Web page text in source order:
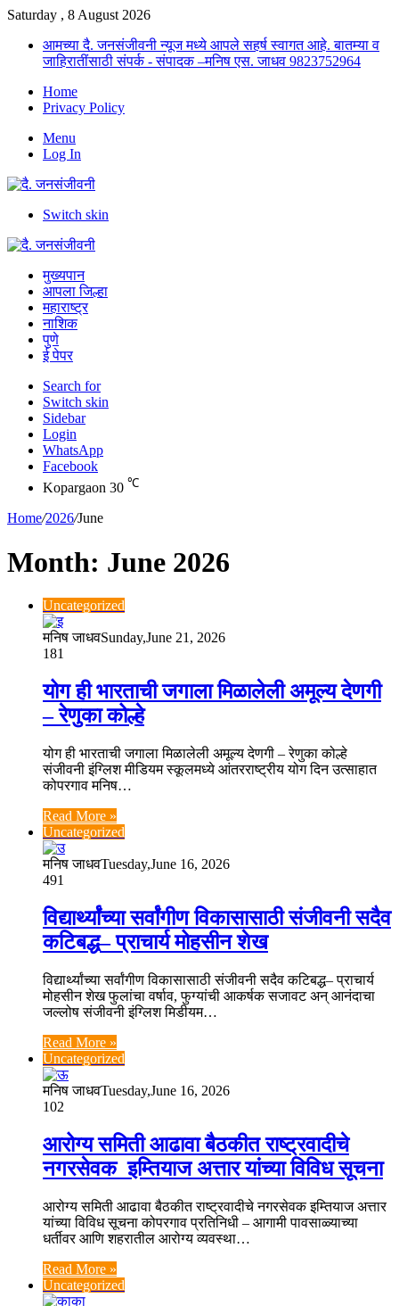
Saturday , 8 August 2026
आमच्या दै. जनसंजीवनी न्यूज मध्ये आपले सहर्ष स्वागत आहे. बातम्या व
जाहिरातींसाठी संपर्क - संपादक –मनिष एस. जाधव 9823752964
Home
Privacy Policy
Menu
Log In
Switch skin
मुख्यपान
आपला जिल्हा
महाराष्ट्र
नाशिक
पुणे
ई पेपर
Search for
Switch skin
Sidebar
Login
WhatsApp
Facebook
Kopargaon 30 ℃
Home/2026/June
Month: June 2026
Uncategorized
मनिष जाधवSunday,June 21, 2026
181
योग ही भारताची जगाला मिळालेली अमूल्य देणगी
– रेणुका कोल्हे
योग ही भारताची जगाला मिळालेली अमूल्य देणगी – रेणुका कोल्हे
संजीवनी इंग्लिश मीडियम स्कूलमध्ये आंतरराष्ट्रीय योग दिन उत्साहात
कोपरगाव मनिष…
Read More »
Uncategorized
मनिष जाधवTuesday,June 16, 2026
491
विद्यार्थ्यांच्या सर्वांगीण विकासासाठी संजीवनी सदैव
कटिबद्ध– प्राचार्य मोहसीन शेख
विद्यार्थ्यांच्या सर्वांगीण विकासासाठी संजीवनी सदैव कटिबद्ध– प्राचार्य
मोहसीन शेख फुलांचा वर्षाव, फुग्यांची आकर्षक सजावट अन् आनंदाचा
जल्लोष संजीवनी इंग्लिश मिडीयम…
Read More »
Uncategorized
मनिष जाधवTuesday,June 16, 2026
102
आरोग्य समिती आढावा बैठकीत राष्ट्रवादीचे
नगरसेवक इम्तियाज अत्तार यांच्या विविध सूचना
आरोग्य समिती आढावा बैठकीत राष्ट्रवादीचे नगरसेवक इम्तियाज अत्तार
यांच्या विविध सूचना कोपरगाव प्रतिनिधी – आगामी पावसाळ्याच्या
धर्तीवर आणि शहरातील आरोग्य व्यवस्था…
Read More »
Uncategorized